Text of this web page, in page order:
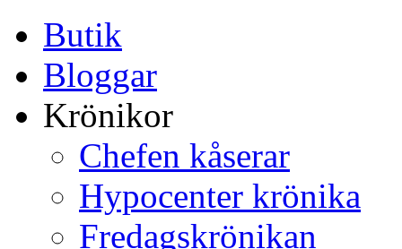
Butik
Bloggar
Krönikor
Chefen kåserar
Hypocenter krönika
Fredagskrönikan